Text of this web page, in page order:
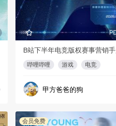
B站下半年电竞版权赛事营销
哔哩哔哩 游戏 电竞
甲方爸爸的狗
会员免费